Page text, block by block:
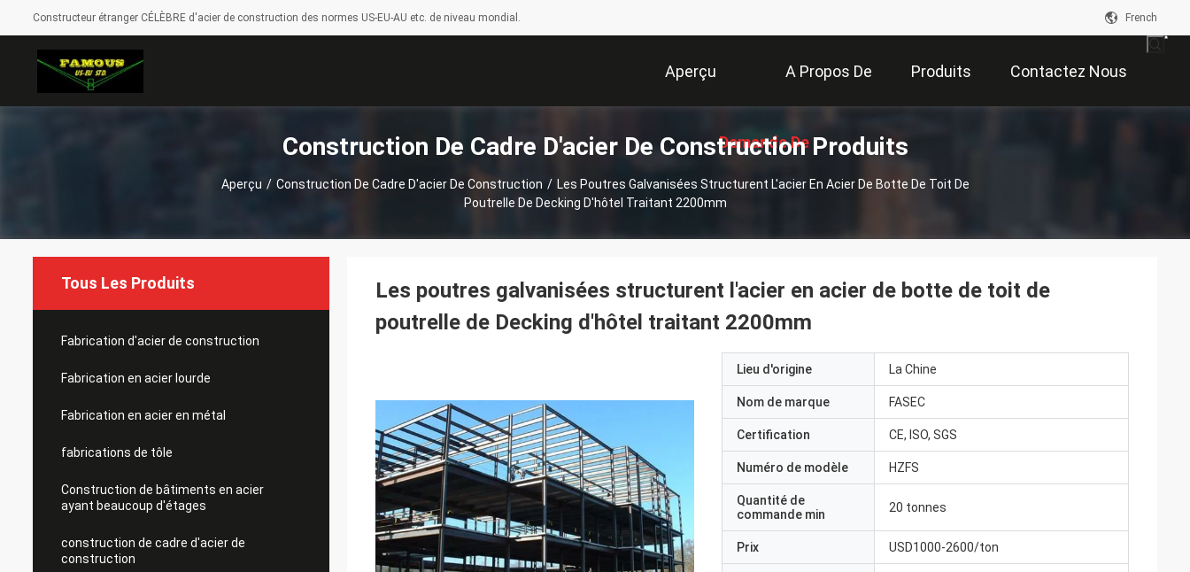
Constructeur étranger CÉLÈBRE d'acier de construction des normes US-EU-AU etc. de niveau mondial. French
Aperçu A Propos De
Nous
Produits Contactez Nous
Demande De
Soumission
Construction De Cadre D'acier De Construction Produits
Aperçu / Construction De Cadre D'acier De Construction / Les Poutres Galvanisées Structurent L'acier En Acier De Botte De Toit De
Poutrelle De Decking D'hôtel Traitant 2200mm
Tous Les Produits
Fabrication d'acier de construction
Fabrication en acier lourde
Fabrication en acier en métal
fabrications de tôle
Construction de bâtiments en acier
ayant beaucoup d'étages
construction de cadre d'acier de
construction
Les poutres galvanisées structurent l'acier en acier de botte de toit de
poutrelle de Decking d'hôtel traitant 2200mm
Lieu d'origine La Chine
Nom de marque FASEC
Certification CE, ISO, SGS
Numéro de modèle HZFS
Quantité de
commande min
20 tonnes
Prix USD1000-2600/ton